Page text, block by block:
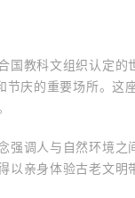
国教科文组织认定的
庆的重要场所。这
强调人与自然环境之
以亲身体验古老文明